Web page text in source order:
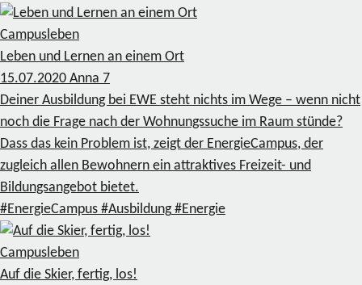
Campusleben
Leben und Lernen an einem Ort
15.07.2020 Anna 7
Deiner Ausbildung bei EWE steht nichts im Wege – wenn nicht
noch die Frage nach der Wohnungssuche im Raum stünde?
Dass das kein Problem ist, zeigt der EnergieCampus, der
zugleich allen Bewohnern ein attraktives Freizeit- und
Bildungsangebot bietet.
#EnergieCampus #Ausbildung #Energie
Campusleben
Auf die Skier, fertig, los!